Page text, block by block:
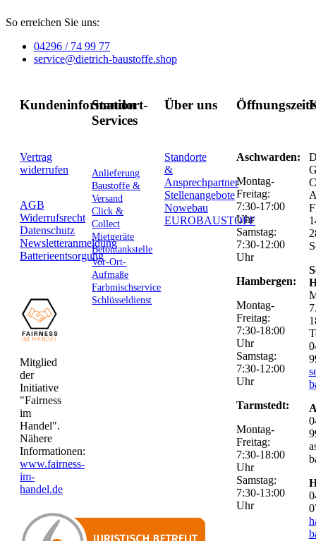
So erreichen Sie uns:
04296 / 74 99 77
service@dietrich-baustoffe.shop
Kundeninformation
Vertrag
widerrufen
AGB
Widerrufsrecht
Datenschutz
Newsletteranmeldung
Batterieentsorgung
Mitglied
der
Initiative
"Fairness
im
Handel".
Nähere
Informationen:
www.fairness-
im-
handel.de
Standort-
Services
Anlieferung
Baustoffe &
Versand
Click &
Collect
Mietgeräte
Betontankstelle
Vor-Ort-
Aufmaße
Farbmischservice
Schlüsseldienst
Über uns
Standorte
&
Ansprechpartner
Stellenangebote
Nowebau
EUROBAUSTOFF
Aschwarden:
Montag-
Freitag:
7:30-17:00
Uhr
Samstag:
7:30-12:00
Uhr
Hambergen:
Montag-
Freitag:
7:30-18:00
Uhr
Samstag:
7:30-12:00
Uhr
Tarmstedt:
Montag-
Freitag:
7:30-18:00
Uhr
Samstag:
7:30-13:00
Uhr